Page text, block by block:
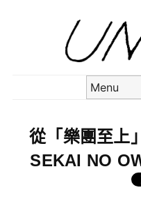
從「樂團至上
SEKAI NO